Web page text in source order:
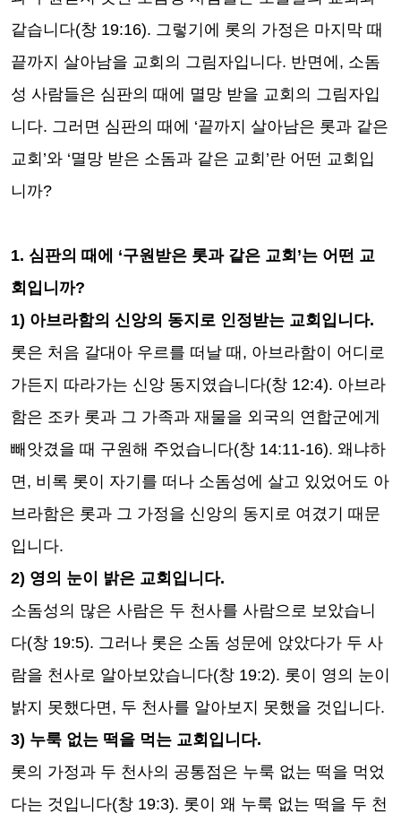
같습니다(창 19:16). 그렇기에 롯의 가정은 마지막 때
끝까지 살아남을 교회의 그림자입니다. 반면에 , 소돔
성 사람들은 심판의 때에 멸망 받을 교회의 그림자입
니다. 그러면 심판의 때에 ‘끝까지 살아남은 롯과 같은
교회 ’와 ‘멸망 받은 소돔과 같은 교회 ’란 어떤 교회입
니까?
1. 심판의 때에 ‘구원받은 롯과 같은 교회 ’는 어떤 교
회입니까?
1) 아브라함의 신앙의 동지로 인정받는 교회입니다.
롯은 처음 갈대아 우르를 떠날 때 , 아브라함이 어디로
가든지 따라가는 신앙 동지였습니다(창 12:4). 아브라
함은 조카 롯과 그 가족과 재물을 외국의 연합군에게
빼앗겼을 때 구원해 주었습니다(창 14:11-16). 왜냐하
면, 비록 롯이 자기를 떠나 소돔성에 살고 있었어도 아
브라함은 롯과 그 가정을 신앙의 동지로 여겼기 때문
입니다.
2) 영의 눈이 밝은 교회입니다.
소돔성의 많은 사람은 두 천사를 사람으로 보았습니
다(창 19:5). 그러나 롯은 소돔 성문에 앉았다가 두 사
람을 천사로 알아보았습니다(창 19:2). 롯이 영의 눈이
밝지 못했다면, 두 천사를 알아보지 못했을 것입니다.
3) 누룩 없는 떡을 먹는 교회입니다.
롯의 가정과 두 천사의 공통점은 누룩 없는 떡을 먹었
다는 것입니다(창 19:3). 롯이 왜 누룩 없는 떡을 두 천